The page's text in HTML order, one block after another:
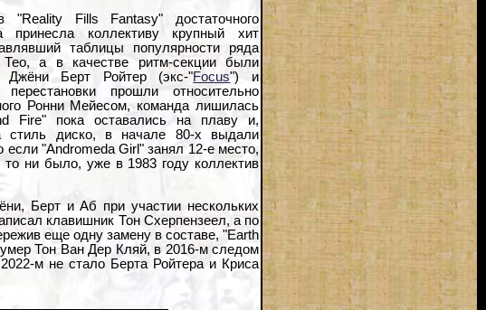
Fills Fantasy" достаточного
принесла коллективу крупный хит
таблицы популярности ряда
а в качестве ритм-секции были
Джёни Берт Ройтер (экс-"Focus") и
прошли относительно
Ронни Мейесом, команда лишилась
Fire" пока оставались на плаву и,
стиль диско, в начале 80-х выдали
"Andromeda Girl" занял 12-е место,
ни было, уже в 1983 году коллектив
Берт и Аб при участии нескольких
клавишник Тон Схерпензеел, а по
еще одну замену в составе, "Earth
Тон Ван Дер Кляй, в 2016-м следом
м не стало Берта Ройтера и Криса